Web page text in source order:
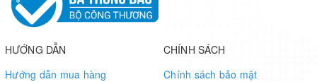
HƯỚNG DẪN
Hướng dẫn mua hàng
CHÍNH SÁCH
Chính sách bảo mật